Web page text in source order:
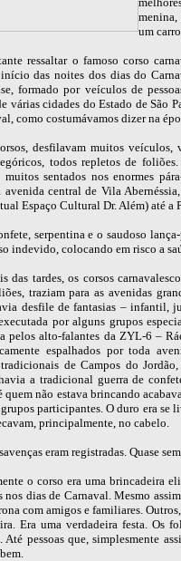
um
ressaltar o famoso corso
das noites dos dias do
formado por veículos de
várias cidades do Estado de São
como costumávamos dizer na
desfilavam muitos
todos repletos de
muitos sentados nos enormes
avenida central de Vila
Espaço Cultural Dr. Além) até a
serpentina e o saudoso
indevido, colocando em risco a
das tardes, os corsos
traziam para as avenidas
desfile de fantasias – infantil,
por alguns grupos
pelos alto-falantes da ZYL-6 –
espalhados por toda
de Campos do
a tradicional guerra de
quem não estava brincando
participantes. O duro era se
principalmente, no cabelo.
eram registradas. Quase
o corso era uma brincadeira
nos dias de Carnaval. Mesmo
com amigos e familiares.
Era uma verdadeira festa. Os
Até pessoas que, simplesmente